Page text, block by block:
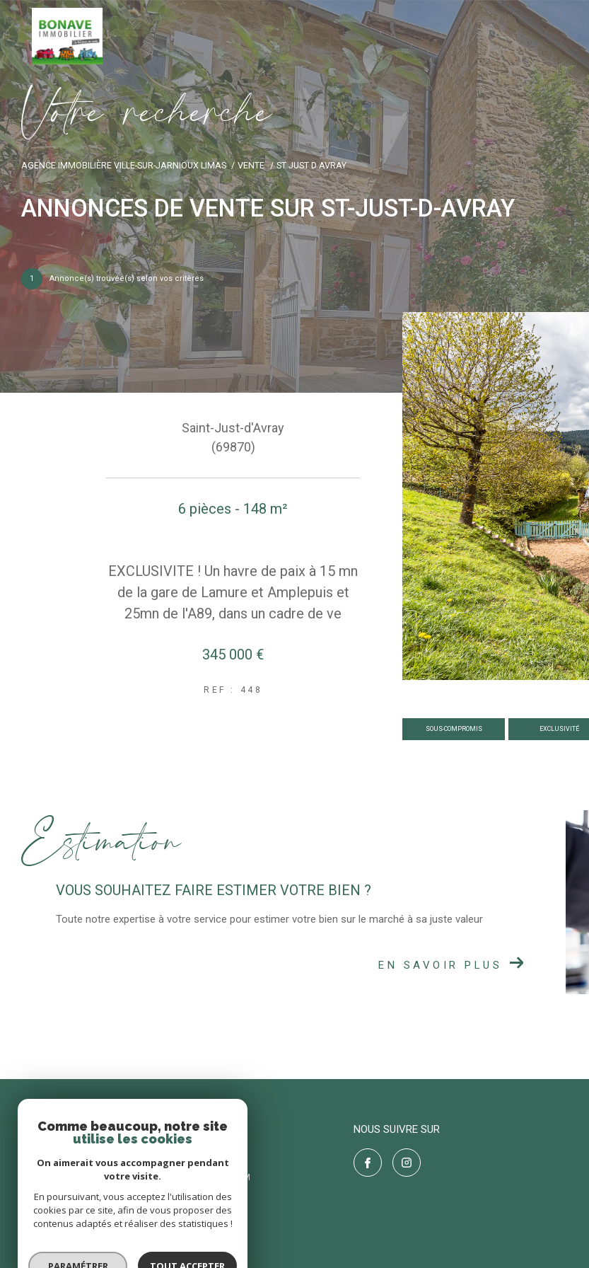
Votre recherche
AGENCE IMMOBILIÈRE VILLE-SUR-JARNIOUX LIMAS VENTE ST JUST D AVRAY
ANNONCES DE VENTE SUR ST-JUST-D-AVRAY
1 Annonce(s) trouvée(s) selon vos critères
Saint-Just-d'Avray
(69870)
6 pièces - 148 m²
EXCLUSIVITE ! Un havre de paix à 15 mn
de la gare de Lamure et Amplepuis et
25mn de l'A89, dans un cadre de ve
345 000 €
REF : 448
SOUS-COMPROMIS EXCLUSIVITÉ
Estimation
VOUS SOUHAITEZ FAIRE ESTIMER VOTRE BIEN ?
Toute notre expertise à votre service pour estimer votre bien sur le marché à sa juste valeur
EN SAVOIR PLUS
AGENCE BONAVE IMMOBILIER
06 87 49 66 72
CONTACT@BONAVE-IMMOBILIER.COM
8 AVENUE DE LA LIBÉRATION
69400 limas
8 AVENUE DE LA LIBÉRATION
NOUS SUIVRE SUR
Comme beaucoup, notre site
utilise les cookies
On aimerait vous accompagner pendant
votre visite.
En poursuivant, vous acceptez l'utilisation des
cookies par ce site, afin de vous proposer des
contenus adaptés et réaliser des statistiques !